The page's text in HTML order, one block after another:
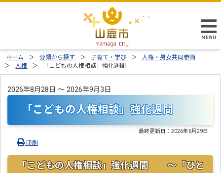
ホーム 分類から探す 子育て・学び
人権・男女共同参画
人権
「こどもの人権相談」強化週間
2026年8月28日 ～ 2026年9月3日
「こどもの人権相談」強化週間
最終更新日：2026年6月29日
印刷
「こどもの人権相談」強化週間 ～「ひと